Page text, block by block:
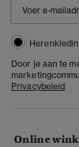
Door je aan te
Privacybeleid
Online